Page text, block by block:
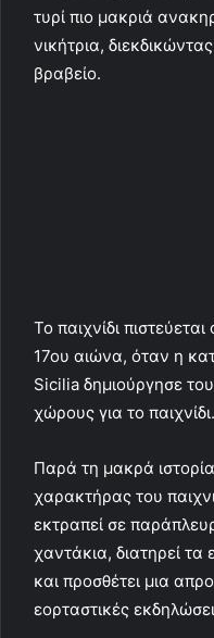
τυρί πιο μακριά
νικήτρια,
βραβείο.
Το παιχνίδι
17ου αιώνα, όταν η
Sicilia δημιούργησε
χώρους για το παιχνίδι.
Παρά τη μακρά
χαρακτήρας του
εκτραπεί σε
χαντάκια, διατηρεί
και προσθέτει μια
εορταστικές